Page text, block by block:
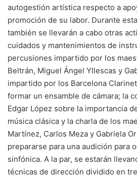
autogestión artística respecto a
promoción de su labor. Durante
también se llevarán a cabo otras
cuidados y mantenimientos de
percusiones impartido por los
Beltrán, Miguel Ángel Yllescas y
impartido por los Barcelona
formar un ensamble de cámara; la
Edgar López sobre la importancia
música clásica y la charla de los
Martínez, Carlos Meza y Gabriela
prepararse para una audición para
sinfónica. A la par, se estarán
técnicas de dirección dividido en